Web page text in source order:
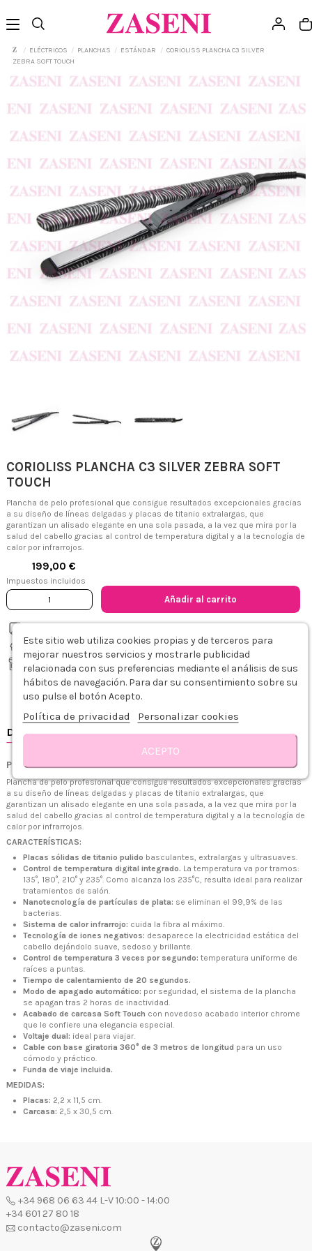
ELÉCTRICOS PLANCHAS ESTÁNDAR
CORIOLISS PLANCHA C3 SILVER
ZEBRA SOFT TOUCH
CORIOLISS PLANCHA C3 SILVER ZEBRA SOFT
TOUCH
Plancha de pelo profesional que consigue resultados excepcionales gracias
a su diseño de líneas delgadas y placas de titanio extralargas, que
garantizan un alisado elegante en una sola pasada, a la vez que mira por la
salud del cabello gracias al control de temperatura digital y a la tecnología de
calor por infrarrojos.
199,00 €
Impuestos incluidos
Añadir al carrito
Recíbelo de 1-3 días hábiles
Recogida gratis en tienda
Tiendas Zaseni
Consultar disponibilidad en tienda
DescripciónDetalles del producto
PLANCHA CORIOLISS C3 SILVER ZEBRA SOFT TOUCH
Plancha de pelo profesional que consigue resultados excepcionales gracias
a su diseño de líneas delgadas y placas de titanio extralargas, que
garantizan un alisado elegante en una sola pasada, a la vez que mira por la
salud del cabello gracias al control de temperatura digital y a la tecnología de
calor por infrarrojos.
CARACTERÍSTICAS:
Placas sólidas de titanio pulido basculantes, extralargas y ultrasuaves.
Control de temperatura digital integrado. La temperatura va por tramos:
135°, 180°, 210° y 235°. Como alcanza los 235°C, resulta ideal para realizar
tratamientos de salón.
Nanotecnología de partículas de plata: se eliminan el 99,9% de las
bacterias.
Sistema de calor infrarrojo: cuida la fibra al máximo.
Tecnología de iones negativos: desaparece la electricidad estática del
cabello dejándolo suave, sedoso y brillante.
Control de temperatura 3 veces por segundo: temperatura uniforme de
raíces a puntas.
Tiempo de calentamiento de 20 segundos.
Modo de apagado automático: por seguridad, el sistema de la plancha
se apagan tras 2 horas de inactividad.
Acabado de carcasa Soft Touch con novedoso acabado interior chrome
que le confiere una elegancia especial.
Voltaje dual: ideal para viajar.
Cable con base giratoria 360° de 3 metros de longitud para un uso
cómodo y práctico.
Funda de viaje incluida.
MEDIDAS:
Placas: 2,2 x 11,5 cm.
Carcasa: 2,5 x 30,5 cm.
+34 968 06 63 44 L-V 10:00 - 14:00
+34 601 27 80 18
contacto@zaseni.com
Avenida de los Dolores 32, Murcia
Este sitio web utiliza cookies propias y de terceros para
mejorar nuestros servicios y mostrarle publicidad
relacionada con sus preferencias mediante el análisis de sus
hábitos de navegación. Para dar su consentimiento sobre su
uso pulse el botón Acepto.
Política de privacidad Personalizar cookies
ACEPTO